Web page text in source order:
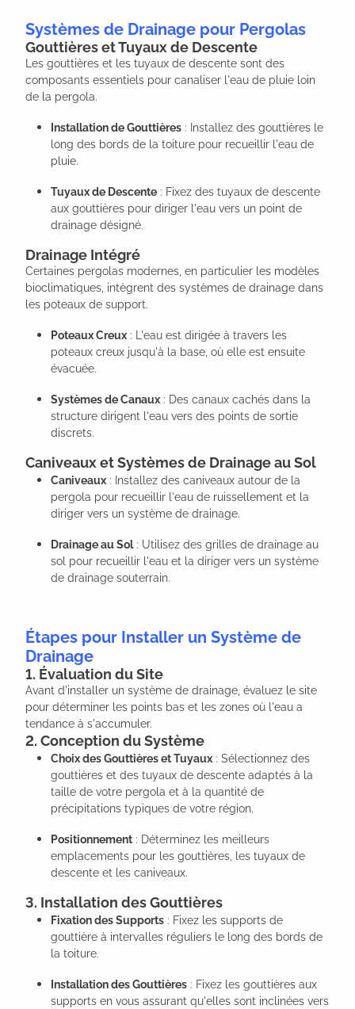
Systèmes de Drainage pour Pergolas
Gouttières et Tuyaux de Descente
Les gouttières et les tuyaux de descente sont des
composants essentiels pour canaliser l'eau de pluie loin
de la pergola.
Installation de Gouttières : Installez des gouttières le
long des bords de la toiture pour recueillir l'eau de
pluie.
Tuyaux de Descente : Fixez des tuyaux de descente
aux gouttières pour diriger l'eau vers un point de
drainage désigné.
Drainage Intégré
Certaines pergolas modernes, en particulier les modèles
bioclimatiques, intègrent des systèmes de drainage dans
les poteaux de support.
Poteaux Creux : L'eau est dirigée à travers les
poteaux creux jusqu'à la base, où elle est ensuite
évacuée.
Systèmes de Canaux : Des canaux cachés dans la
structure dirigent l'eau vers des points de sortie
discrets.
Caniveaux et Systèmes de Drainage au Sol
Caniveaux : Installez des caniveaux autour de la
pergola pour recueillir l'eau de ruissellement et la
diriger vers un système de drainage.
Drainage au Sol: Utilisez des grilles de drainage au
sol pour recueillir l'eau et la diriger vers un système
de drainage souterrain.
Étapes pour Installer un Système de
Drainage
1. Évaluation du Site
Avant d'installer un système de drainage, évaluez le site
pour déterminer les points bas et les zones où l'eau a
tendance à s'accumuler.
2. Conception du Système
Choix des Gouttières et Tuyaux : Sélectionnez des
gouttières et des tuyaux de descente adaptés à la
taille de votre pergola et à la quantité de
précipitations typiques de votre région.
Positionnement : Déterminez les meilleurs
emplacements pour les gouttières, les tuyaux de
descente et les caniveaux.
3. Installation des Gouttières
Fixation des Supports : Fixez les supports de
gouttière à intervalles réguliers le long des bords de
la toiture.
Installation des Gouttières : Fixez les gouttières aux
supports en vous assurant qu'elles sont inclinées vers